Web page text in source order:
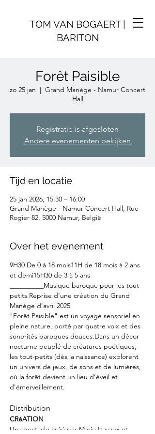
TOM VAN BOGAERT |
BARITON
Forêt Paisible
zo 25 jan
  |
Grand Manège - Namur Concert
Hall
Registratie is afgesloten
Andere evenementen bekijken
Tijd en locatie
25 jan 2026, 15:30 – 16:00
Grand Manège - Namur Concert Hall, Rue
Rogier 82, 5000 Namur, België
Over het evenement
9H30 De 0 à 18 mois11H de 18 mois à 2 ans
et demi15H30 de 3 à 5 ans
__________Musique baroque pour les tout
petits.Reprise d'une création du Grand
Manège d'avril 2025
"Forêt Paisible" est un voyage sensoriel en
pleine nature, porté par quatre voix et des
sonorités baroques douces.Dans un décor
nocturne peuplé de créatures poétiques,
les tout-petits (dès la naissance) explorent
un univers de jeux, de sons et de lumières,
où la forêt devient un lieu d’éveil et
d’émerveillement.
Distribution
CRéATION
Un spectacle créé par Marie Havaux et